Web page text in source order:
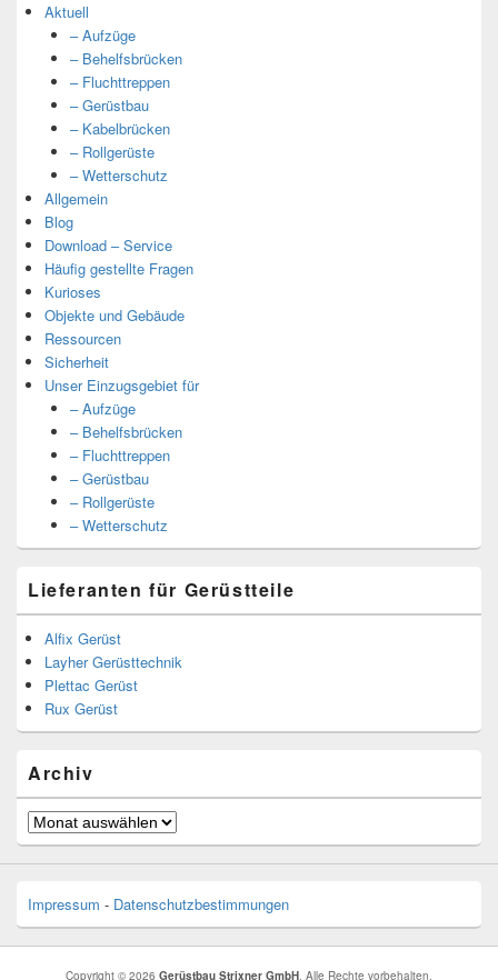
Aktuell
– Aufzüge
– Behelfsbrücken
– Fluchttreppen
– Gerüstbau
– Kabelbrücken
– Rollgerüste
– Wetterschutz
Allgemein
Blog
Download – Service
Häufig gestellte Fragen
Kurioses
Objekte und Gebäude
Ressourcen
Sicherheit
Unser Einzugsgebiet für
– Aufzüge
– Behelfsbrücken
– Fluchttreppen
– Gerüstbau
– Rollgerüste
– Wetterschutz
Lieferanten für Gerüstteile
Alfix Gerüst
Layher Gerüsttechnik
Plettac Gerüst
Rux Gerüst
Archiv
Archiv
Impressum - Datenschutzbestimmungen
Copyright © 2026 Gerüstbau Strixner GmbH. Alle Rechte vorbehalten.